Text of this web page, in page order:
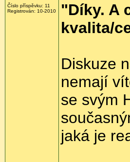
Číslo příspěvku: 11
Registrován: 10-2010
"Díky. A
kvalita/
Diskuze
nemají
se svým
jaká je